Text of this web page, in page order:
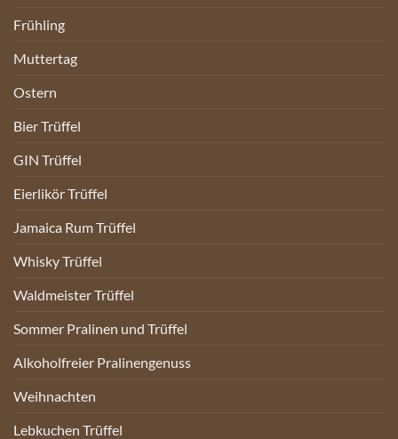
Frühling
Muttertag
Ostern
Bier Trüffel
GIN Trüffel
Eierlikör Trüffel
Jamaica Rum Trüffel
Whisky Trüffel
Waldmeister Trüffel
Sommer Pralinen und Trüffel
Alkoholfreier Pralinengenuss
Weihnachten
Lebkuchen Trüffel